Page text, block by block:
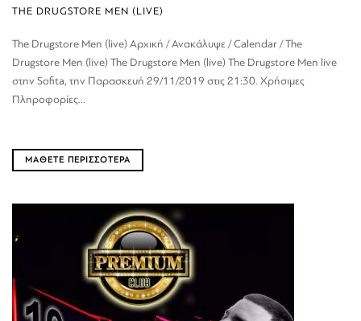
THE DRUGSTORE MEN (LIVE)
The Drugstore Men (live) Αρχική / Ανακάλυψε / Calendar / The
Drugstore Men (live) The Drugstore Men (live) The Drugstore Men live
στην Sofita, την Παρασκευή 29/11/2019 στις 21:30. Χρήσιμες
Πληροφορίες...
ΜΑΘΕΤΕ ΠΕΡΙΣΣΟΤΕΡΑ